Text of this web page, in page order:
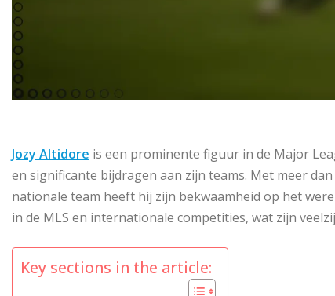
Jozy Altidore is een prominente figuur in de Major
en significante bijdragen aan zijn teams. Met meer dan
nationale team heeft hij zijn bekwaamheid op het
in de MLS en internationale competities, wat zijn
Key sections in the article: